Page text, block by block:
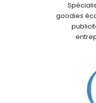
goodies